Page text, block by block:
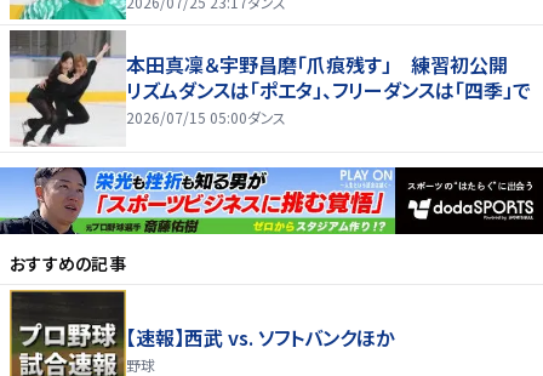
本田真凜＆宇野昌磨「爪痕残す」 練習初公開
リズムダンスは「ポエタ」、フリーダンスは「四季」で
2026/07/15 05:00ダンス
おすすめの記事
【速報】西武 vs. ソフトバンクほか
野球